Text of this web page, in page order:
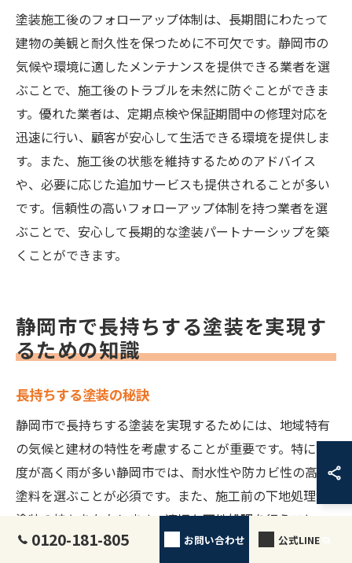
塗装施工後のフォローアップ体制は、長期間にわたって
建物の美観と耐久性を保つために不可欠です。静岡市の
気候や環境に適したメンテナンスを提供できる業者を選
ぶことで、施工後のトラブルを未然に防ぐことができま
す。優れた業者は、定期点検や保証期間中の修理対応を
迅速に行い、顧客が安心して生活できる環境を提供しま
す。また、施工後の状態を維持するためのアドバイス
や、必要に応じた追加サービスも提供されることが多い
です。信頼性の高いフォローアップ体制を持つ業者を選
ぶことで、安心して長期的な塗装パートナーシップを築
くことができます。
静岡市で長持ちする塗装を実現す
るための知識
長持ちする塗装の秘訣
静岡市で長持ちする塗装を実現するためには、地域特有
の気候と建材の特性を考慮することが重要です。特に湿
度が高く雨が多い静岡市では、耐水性や防カビ性の高い
塗料を選ぶことが必須です。また、施工前の下地処理が
塗装の持ちを左右します。適切な下地処理を行うこと
で、塗料の密着性が向上し、剥がれや劣化を防ぐことが
0120-181-805 お問い合わせ 公式LINE